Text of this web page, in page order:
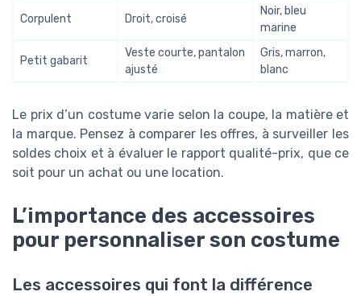
Corpulent Droit, croisé
Noir, bleu
marine
Petit gabarit
Veste courte, pantalon
ajusté
Gris, marron,
blanc
Le prix d’un costume varie selon la coupe, la matière et
la marque. Pensez à comparer les offres, à surveiller les
soldes choix et à évaluer le rapport qualité-prix, que ce
soit pour un achat ou une location.
L’importance des accessoires
pour personnaliser son costume
Les accessoires qui font la différence